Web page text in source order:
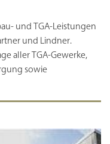
und TGA-Leistungen
und Lindner.
aller TGA-Gewerke,
sowie